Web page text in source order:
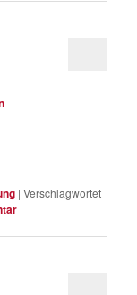
|Verschlagwortet